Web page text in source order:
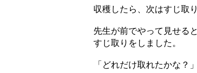
収穫したら、次はすじ取
先生が前でやって見せる
すじ取りをしました。
「どれだけ取れたかな？